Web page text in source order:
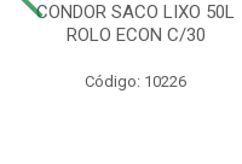
CONDOR SACO LIXO 50L
ROLO ECON C/30
Código: 10226